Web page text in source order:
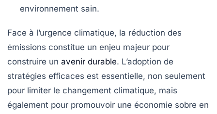
environnement sain.
Face à l’urgence climatique, la réduction des
émissions constitue un enjeu majeur pour
construire un avenir durable. L’adoption de
stratégies efficaces est essentielle, non seulement
pour limiter le changement climatique, mais
également pour promouvoir une économie sobre en